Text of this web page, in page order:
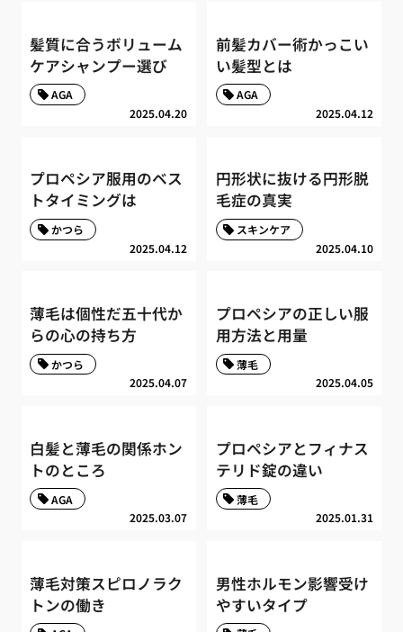
髪質に合うボリューム
ケアシャンプー選び
2025.04.20
AGA
前髪カバー術かっこい
い髪型とは
2025.04.12
AGA
プロペシア服用のベス
トタイミングは
2025.04.12
かつら
円形状に抜ける円形脱
毛症の真実
2025.04.10
スキンケア
薄毛は個性だ五十代か
らの心の持ち方
2025.04.07
かつら
プロペシアの正しい服
用方法と用量
2025.04.05
薄毛
白髪と薄毛の関係ホン
トのところ
2025.03.07
AGA
プロペシアとフィナス
テリド錠の違い
2025.01.31
薄毛
薄毛対策スピロノラク
トンの働き
男性ホルモン影響受け
やすいタイプ